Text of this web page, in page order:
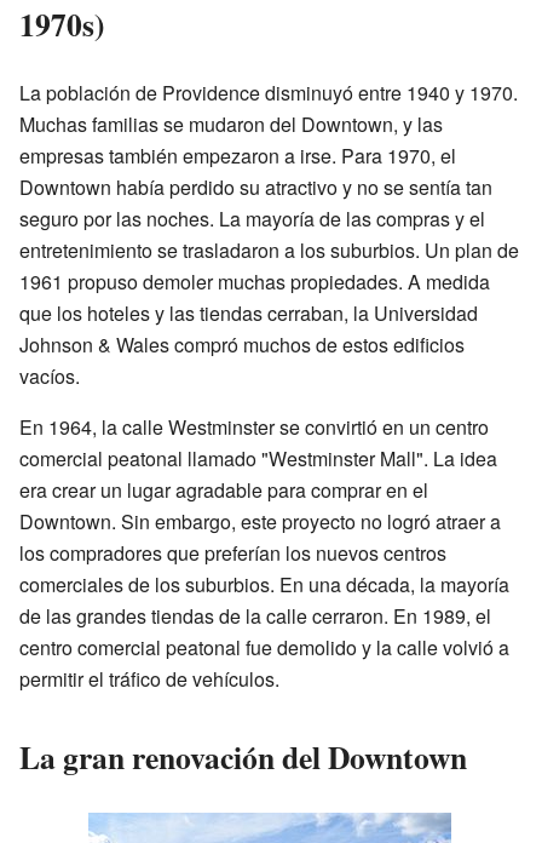
1970s)
La población de Providence disminuyó entre 1940 y 1970.
Muchas familias se mudaron del Downtown, y las
empresas también empezaron a irse. Para 1970, el
Downtown había perdido su atractivo y no se sentía tan
seguro por las noches. La mayoría de las compras y el
entretenimiento se trasladaron a los suburbios. Un plan de
1961 propuso demoler muchas propiedades. A medida
que los hoteles y las tiendas cerraban, la Universidad
Johnson & Wales compró muchos de estos edificios
vacíos.
En 1964, la calle Westminster se convirtió en un centro
comercial peatonal llamado "Westminster Mall". La idea
era crear un lugar agradable para comprar en el
Downtown. Sin embargo, este proyecto no logró atraer a
los compradores que preferían los nuevos centros
comerciales de los suburbios. En una década, la mayoría
de las grandes tiendas de la calle cerraron. En 1989, el
centro comercial peatonal fue demolido y la calle volvió a
permitir el tráfico de vehículos.
La gran renovación del Downtown